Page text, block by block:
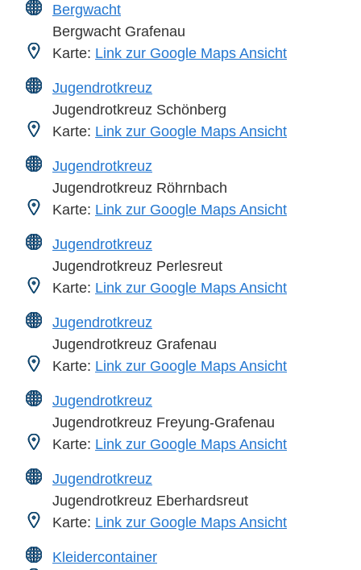
Bergwacht
Bergwacht Grafenau
Karte: Link zur Google Maps Ansicht
Jugendrotkreuz
Jugendrotkreuz Schönberg
Karte: Link zur Google Maps Ansicht
Jugendrotkreuz
Jugendrotkreuz Röhrnbach
Karte: Link zur Google Maps Ansicht
Jugendrotkreuz
Jugendrotkreuz Perlesreut
Karte: Link zur Google Maps Ansicht
Jugendrotkreuz
Jugendrotkreuz Grafenau
Karte: Link zur Google Maps Ansicht
Jugendrotkreuz
Jugendrotkreuz Freyung-Grafenau
Karte: Link zur Google Maps Ansicht
Jugendrotkreuz
Jugendrotkreuz Eberhardsreut
Karte: Link zur Google Maps Ansicht
Kleidercontainer